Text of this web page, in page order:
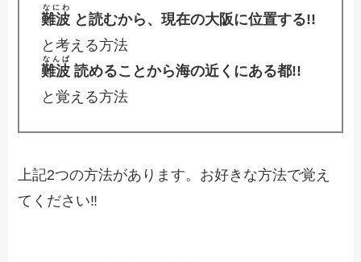
難波
なにわ
と読むから、現在の大阪に位置する!!
と考える方法
難波
なんぱ
読めることから海の近くにある都!!
と覚える方法
上記2つの方法があります。お好きな方法で覚え
てください‼